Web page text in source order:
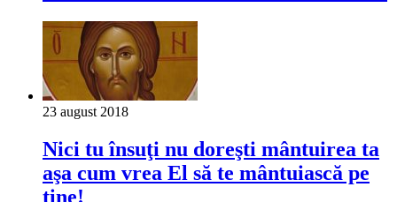
23 august 2018
Nici tu însuţi nu doreşti mântuirea ta
aşa cum vrea El să te mântuiască pe
tine!